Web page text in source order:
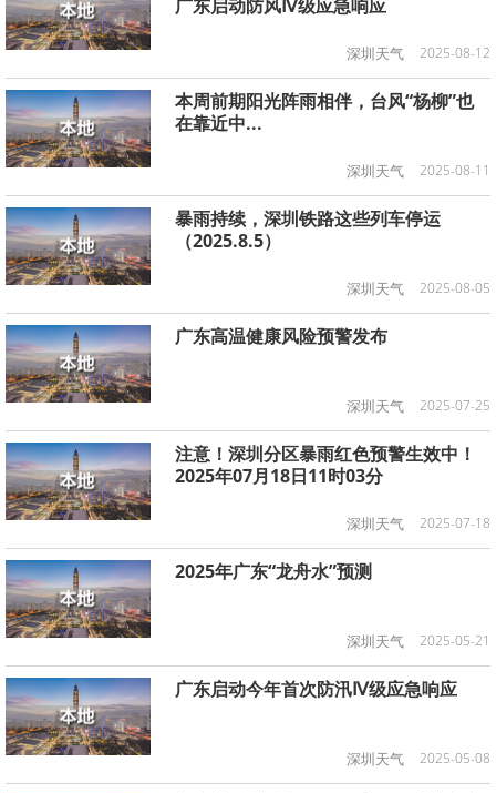
广东启动防风Ⅳ级应急响应
深圳天气 2025-08-12
本周前期阳光阵雨相伴，台风“杨柳”也
在靠近中...
深圳天气 2025-08-11
暴雨持续，深圳铁路这些列车停运
（2025.8.5）
深圳天气 2025-08-05
广东高温健康风险预警发布
深圳天气 2025-07-25
注意！深圳分区暴雨红色预警生效中！
2025年07月18日11时03分
深圳天气 2025-07-18
2025年广东“龙舟水”预测
深圳天气 2025-05-21
广东启动今年首次防汛Ⅳ级应急响应
深圳天气 2025-05-08